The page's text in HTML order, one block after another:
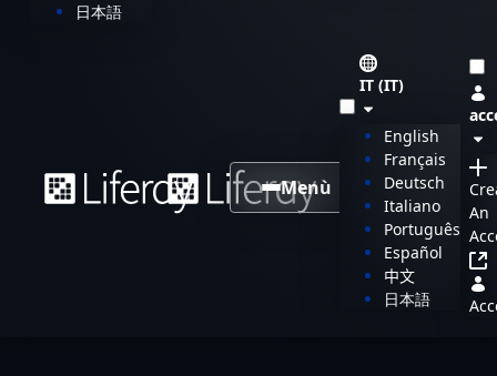
日本語
Menù
IT (IT)
English
Français
Deutsch
Italiano
Português
Español
中文
日本語
An